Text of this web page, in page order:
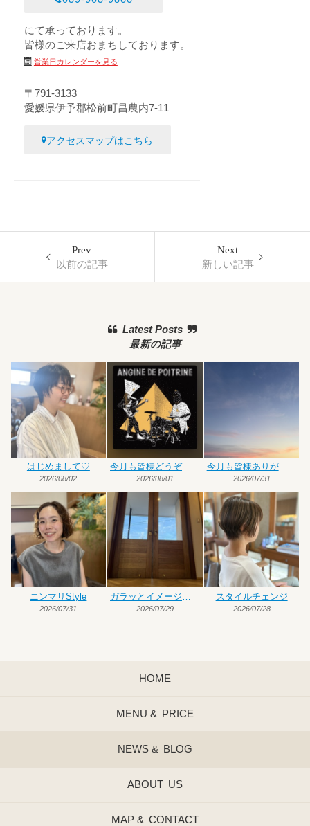
にて承っております。
皆様のご来店おまちしております。
営業日カレンダーを見る
〒791-3133
愛媛県伊予郡松前町昌農内7-11
アクセスマップはこちら
Prev
以前の記事
Next
新しい記事
Latest Posts
最新の記事
はじめまして♡
2026/08/02
今月も皆様どうぞよろしくお願いいたします
2026/08/01
今月も皆様ありがとうございました
2026/07/31
ニンマリStyle
2026/07/31 2026/07/29
スタイルチェンジ
2026/07/28
HOME
MENU & PRICE
NEWS & BLOG
ABOUT US
MAP & CONTACT